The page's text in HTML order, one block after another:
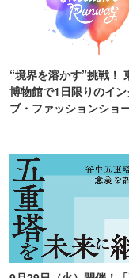
“境界を溶かす”挑戦！
博物館で1日限りのイ
ブ・ファッションショ